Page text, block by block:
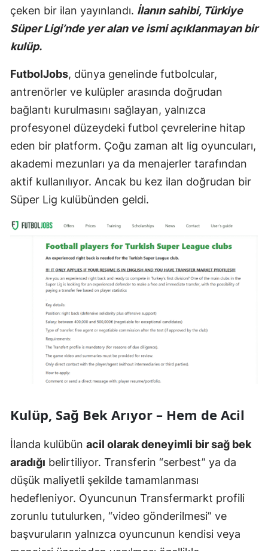
çeken bir ilan yayınlandı. İlanın sahibi, Türkiye
Süper Ligi’nde yer alan ve ismi açıklanmayan bir
kulüp.
FutbolJobs, dünya genelinde futbolcular,
antrenörler ve kulüpler arasında doğrudan
bağlantı kurulmasını sağlayan, yalnızca
profesyonel düzeydeki futbol çevrelerine hitap
eden bir platform. Çoğu zaman alt lig oyuncuları,
akademi mezunları ya da menajerler tarafından
aktif kullanılıyor. Ancak bu kez ilan doğrudan bir
Süper Lig kulübünden geldi.
Kulüp, Sağ Bek Arıyor – Hem de Acil
İlanda kulübün acil olarak deneyimli bir sağ bek
aradığı belirtiliyor. Transferin “serbest” ya da
düşük maliyetli şekilde tamamlanması
hedefleniyor. Oyuncunun Transfermarkt profili
zorunlu tutulurken, “video gönderilmesi” ve
başvuruların yalnızca oyuncunun kendisi veya